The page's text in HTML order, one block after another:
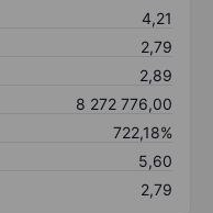
4,21
2,79
2,89
8 272 776,00
722,18%
5,60
2,79